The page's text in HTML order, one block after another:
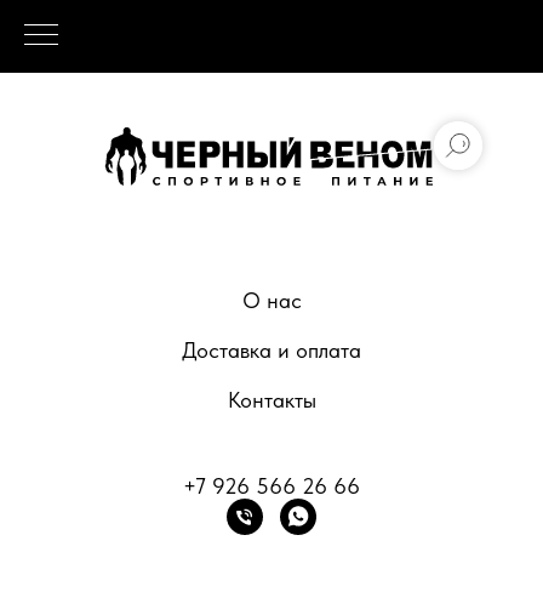
О нас
Доставка и оплата
Контакты
+7 926 566 26 66